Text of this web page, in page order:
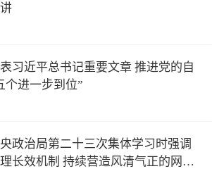
平总书记重要文章 推进党的自
个进一步到位”
政治局第二十三次集体学习时强调
长效机制 持续营造风清气正的网络